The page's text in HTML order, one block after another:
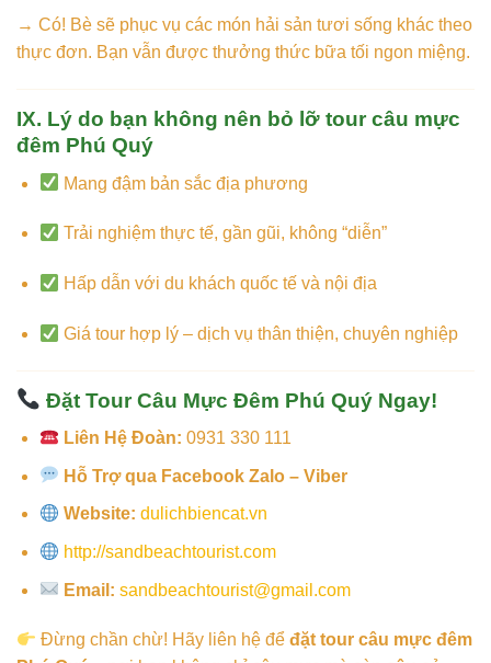
→ Có! Bè sẽ phục vụ các món hải sản tươi sống khác theo
thực đơn. Bạn vẫn được thưởng thức bữa tối ngon miệng.
IX. Lý do bạn không nên bỏ lỡ tour câu mực
đêm Phú Quý
Mang đậm bản sắc địa phương
Trải nghiệm thực tế, gần gũi, không “diễn”
Hấp dẫn với du khách quốc tế và nội địa
Giá tour hợp lý – dịch vụ thân thiện, chuyên nghiệp
Đặt Tour Câu Mực Đêm Phú Quý Ngay!
Liên Hệ Đoàn: 0931 330 111
Hỗ Trợ qua Facebook Zalo – Viber
Website: dulichbiencat.vn
http://sandbeachtourist.com
Email: sandbeachtourist@gmail.com
Đừng chần chừ! Hãy liên hệ đểđặt tour câu mực đêm